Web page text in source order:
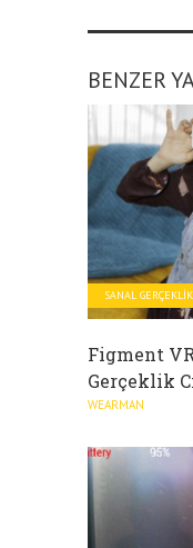
BENZER
SANAL GERÇEKLIK
Figment
Gerçeklik
WEARMAN